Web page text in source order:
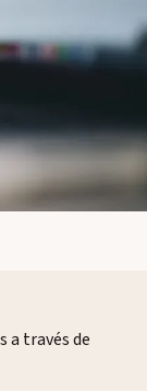
a través de